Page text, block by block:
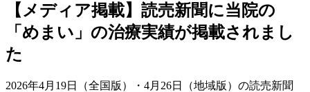
【メディア掲載】読売新聞に当院の
「めまい」の治療実績が掲載されまし
た
2026年4月19日（全国版）・4月26日（地域版）の読売新聞